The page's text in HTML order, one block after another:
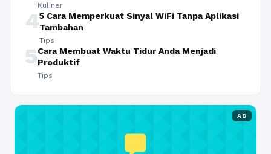
Kuliner
45 Cara Memperkuat Sinyal WiFi Tanpa Aplikasi
Tambahan
Tips
5Cara Membuat Waktu Tidur Anda Menjadi
Produktif
Tips
AD